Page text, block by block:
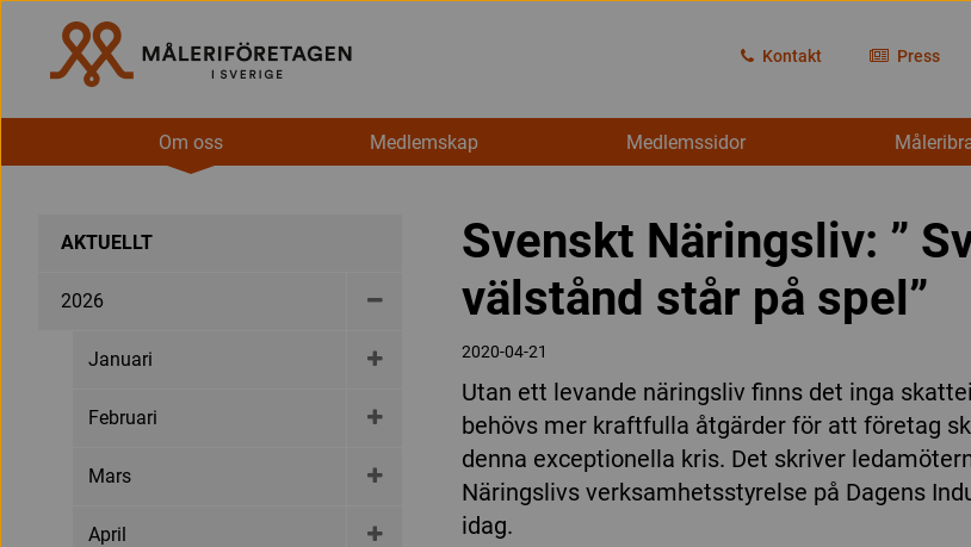
Kontakt Press
Om oss Medlemskap Medlemssidor
AKTUELLT
2026
Januari
Februari
Mars
April
Svenskt Näringsliv: ”
välstånd står på spel”
2020-04-21
Utan ett levande näringsliv finns det inga
behövs mer kraftfulla åtgärder för att företag
denna exceptionella kris. Det skriver
Näringslivs verksamhetsstyrelse på Dagens
idag.